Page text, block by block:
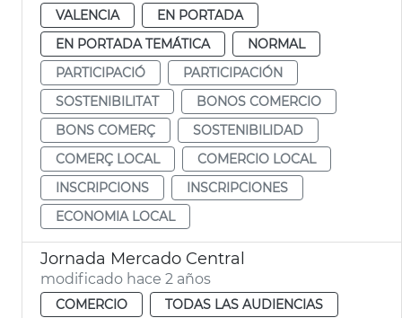
VALENCIA
EN PORTADA
EN PORTADA TEMÁTICA
NORMAL
PARTICIPACIÓ
PARTICIPACIÓN
SOSTENIBILITAT
BONOS COMERCIO
BONS COMERÇ
SOSTENIBILIDAD
COMERÇ LOCAL
COMERCIO LOCAL
INSCRIPCIONS
INSCRIPCIONES
ECONOMIA LOCAL
Jornada Mercado Central
modificado hace 2 años
COMERCIO
TODAS LAS AUDIENCIAS